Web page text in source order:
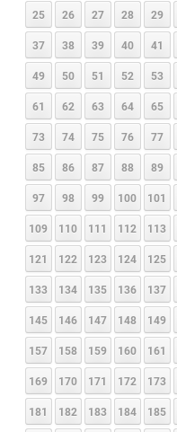
25 26 27 28 29
37 38 39 40 41
49 50 51 52 53
61 62 63 64 65
73 74 75 76 77
85 86 87 88 89
97 98 99 100 101
109 110 111 112 113
121 122 123 124 125
133 134 135 136 137
145 146 147 148 149
157 158 159 160 161
169 170 171 172 173
181 182 183 184 185